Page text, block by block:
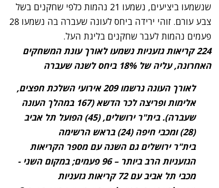
שנשמעו ביציעים, נשמעו 21 נהמות כלפי שחקנים בשל
צבע עורם. זוהי ירידה ביחס לעונה שעברה בה נשמעו 28
פעמים נהמות לעבר שחקנים בליגת העל.
224 קריאות גזעניות נשמעו לאורך עונת המשחקים
האחרונה, עליה של 18% ביחס לשנה שעברה
לאורך העונה נרשמו 209 אירועי השלכת חפצים,
אלימות ופריצה לכר הדשא (167 במהלך העונה
שעברה). בית"ר ירושלים, (45) הפועל תל אביב
(28) ומכבי חיפה (24) בראש הרשימה
בית"ר ירושלים גם השנה עם מספר הקריאות
הגזעניות הרב ביותר – 96 פעמים; במקום השני -
מכבי תל אביב עם 72 קריאות גזעניות